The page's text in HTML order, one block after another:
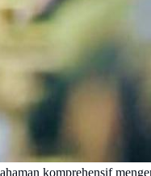
komprehensif